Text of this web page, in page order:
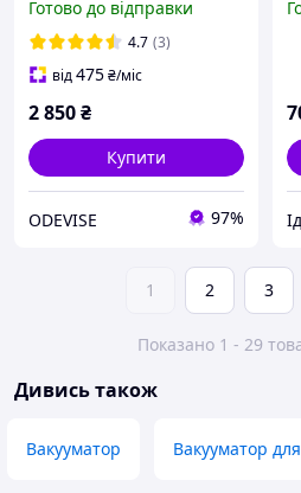
побутовий вакууматор
для м'яса овочів і рідких
продуктів
Готово до відправки
4.7 (3)
від475₴/міс
2 850₴
Купити
ODEVISE 97%
1 2 3
Показано 1 - 29
Дивись також
Вакууматор Вакууматор